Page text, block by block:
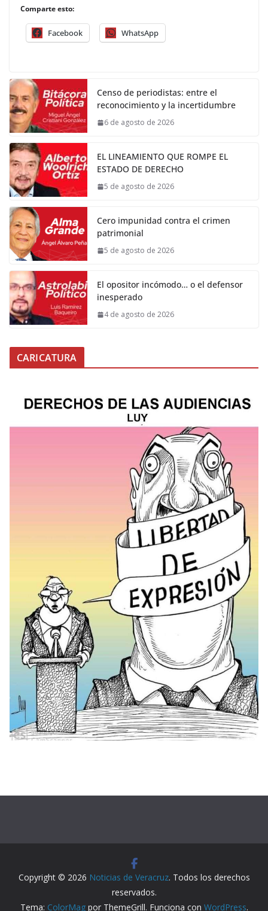
Comparte esto:
Facebook WhatsApp
Censo de periodistas: entre el
reconocimiento y la incertidumbre
6 de agosto de 2026
EL LINEAMIENTO QUE ROMPE EL
ESTADO DE DERECHO
5 de agosto de 2026
Cero impunidad contra el crimen
patrimonial
5 de agosto de 2026
El opositor incómodo… o el defensor
inesperado
4 de agosto de 2026
CARICATURA
Copyright © 2026 Noticias de Veracruz. Todos los derechos
reservados.
Tema: ColorMagpor ThemeGrill. Funciona con WordPress.